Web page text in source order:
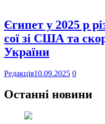
Єгипет у 2025 р
сої зі США та
України
Редакція10.09.2025 0
Останні новини